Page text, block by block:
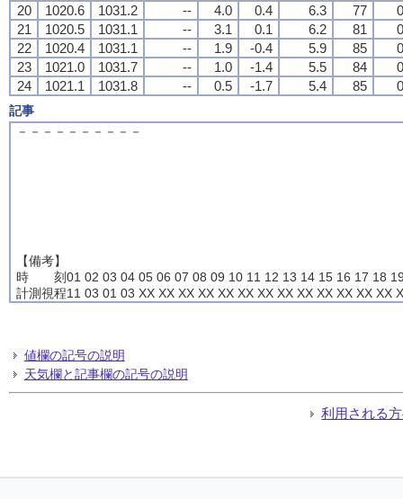
20
1020.6 1031.2 -- 4.0 0.4 6.3 77
21
1020.5 1031.1 -- 3.1 0.1 6.2 81
22
1020.4 1031.1 -- 1.9 -0.4 5.9 85
23
1021.0 1031.7 -- 1.0 -1.4 5.5 84
24
1021.1 1031.8 -- 0.5 -1.7 5.4 85
記事
－－－－－－－－－－
【備考】
時 刻01 02 03 04 05 06 07 08 09 10 11 12 13 14 15 16 17 18
計測視程11 03 01 03 XX XX XX XX XX XX XX XX XX XX XX XX XX
値欄の記号の説明
天気欄と記事欄の記号の説明
利用される